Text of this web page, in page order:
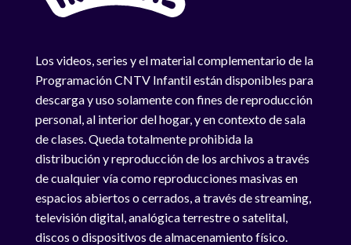
Los videos, series y el material complementario de la
Programación CNTV Infantil están disponibles para
descarga y uso solamente con fines de reproducción
personal, al interior del hogar, y en contexto de sala
de clases. Queda totalmente prohibida la
distribución y reproducción de los archivos a través
de cualquier vía como reproducciones masivas en
espacios abiertos o cerrados, a través de streaming,
televisión digital, analógica terrestre o satelital,
discos o dispositivos de almacenamiento físico.